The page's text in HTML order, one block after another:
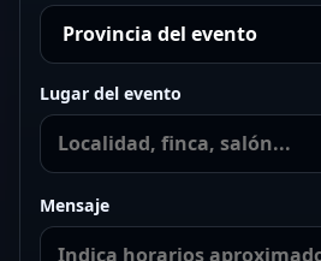
Lugar del evento
Mensaje